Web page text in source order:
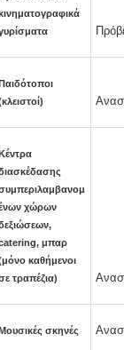
Παιδότοποι
Κέντρα
χώρων
μπαρ
καθήμενοι
τραπέζια)
Μουσικές σκηνές